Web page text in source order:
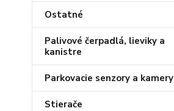
Ostatné
Palivové čerpadlá, lieviky a
kanistre
Parkovacie senzory a kamery
Stierače